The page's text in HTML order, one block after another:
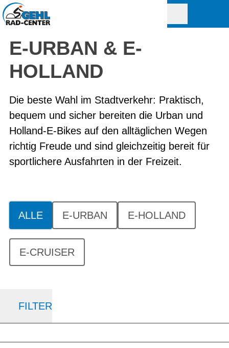
E-URBAN & E-
HOLLAND
Die beste Wahl im Stadtverkehr: Praktisch,
bequem und sicher bereiten die Urban und
Holland-E-Bikes auf den alltäglichen Wegen
richtig Freude und sind gleichzeitig bereit für
sportlichere Ausfahrten in der Freizeit.
ALLE E-URBAN E-HOLLAND
E-CRUISER
FILTER